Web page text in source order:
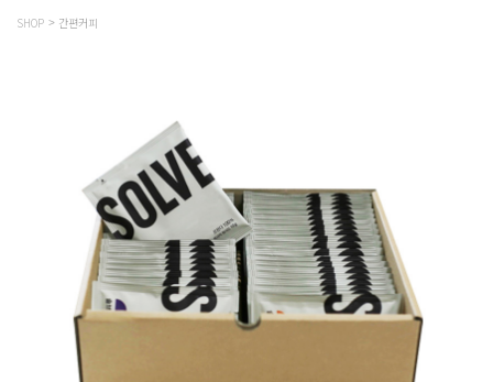
SHOP 간편커피